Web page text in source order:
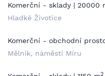
Komerční - sklady | 20000
Hladké Životice
Komerční - obchodní
Mělník, náměstí Míru
2